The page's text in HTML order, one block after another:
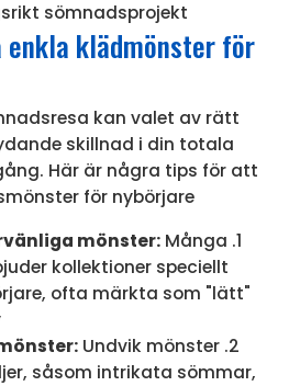
sömnadsprojekt.
klädmönster för
kan valet av rätt
skillnad i din totala
Här är några tips för att
för nybörjare:
mönster:Många
kollektioner speciellt
ofta märkta som "lätt"
Undvik mönster
såsom intrikata sömmar,